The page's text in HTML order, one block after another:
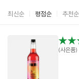
최신순 평점순 추천순
(사은품)